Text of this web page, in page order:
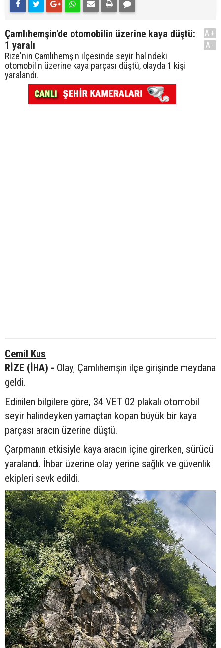
Çamlıhemşin'de otomobilin üzerine kaya düştü:
1 yaralı
Rize'nin Çamlıhemşin ilçesinde seyir halindeki
otomobilin üzerine kaya parçası düştü, olayda 1 kişi
yaralandı.
A+
A-
Cemil Kus
RİZE (İHA) - Olay, Çamlıhemşin ilçe girişinde meydana
geldi.
Edinilen bilgilere göre, 34 VET 02 plakalı otomobil
seyir halindeyken yamaçtan kopan büyük bir kaya
parçası aracın üzerine düştü.
Çarpmanın etkisiyle kaya aracın içine girerken, sürücü
yaralandı. İhbar üzerine olay yerine sağlık ve güvenlik
ekipleri sevk edildi.